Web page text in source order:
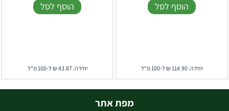
הוסף לסל
יחידה: 114.90 ₪ ל-100 מ"ל
הוסף לסל
יחידה: 43.87 ₪ ל-100 מ"ל
מפת אתר